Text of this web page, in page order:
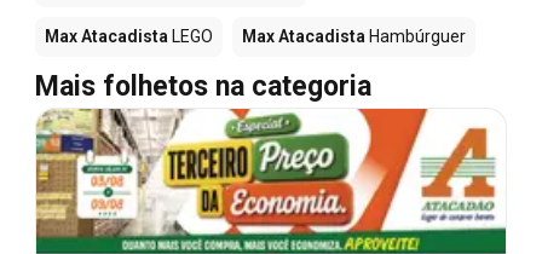
Max Atacadista LEGO Max Atacadista Hambúrguer
Mais folhetos na categoria